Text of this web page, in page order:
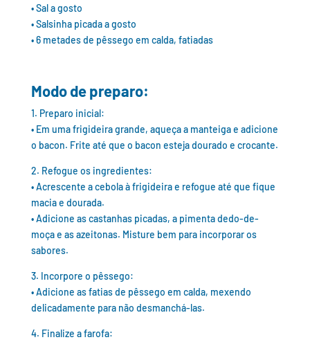
• Sal a gosto
• Salsinha picada a gosto
• 6 metades de pêssego em calda, fatiadas
Modo de preparo:
1. Preparo inicial:
• Em uma frigideira grande, aqueça a manteiga e adicione
o bacon. Frite até que o bacon esteja dourado e crocante.
2. Refogue os ingredientes:
• Acrescente a cebola à frigideira e refogue até que fique
macia e dourada.
• Adicione as castanhas picadas, a pimenta dedo-de-
moça e as azeitonas. Misture bem para incorporar os
sabores.
3. Incorpore o pêssego:
• Adicione as fatias de pêssego em calda, mexendo
delicadamente para não desmanchá-las.
4. Finalize a farofa: